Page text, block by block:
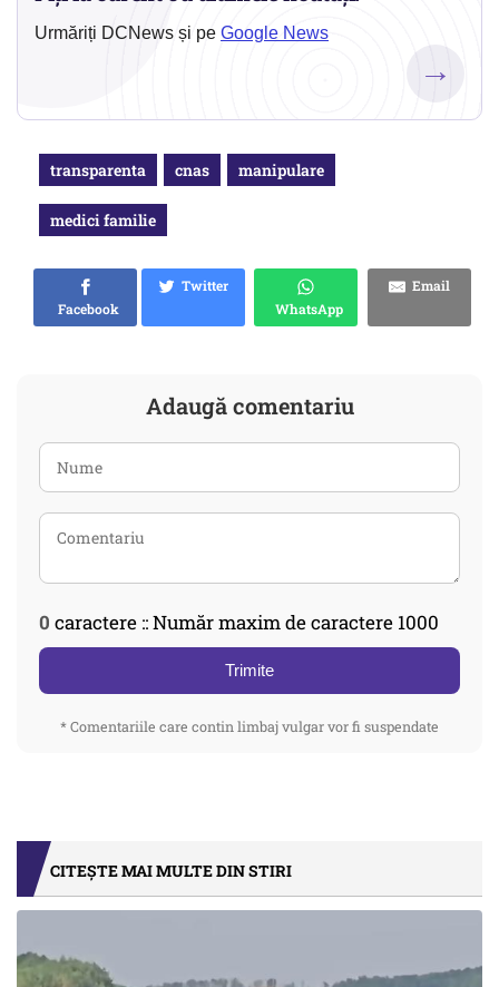
Urmăriți DCNews și pe Google News
→
transparenta cnas manipulare
medici familie
Facebook
Twitter
WhatsApp
Email
Adaugă comentariu
0 caractere :: Număr maxim de caractere 1000
Trimite
* Comentariile care contin limbaj vulgar vor fi suspendate
CITEȘTE MAI MULTE DIN STIRI